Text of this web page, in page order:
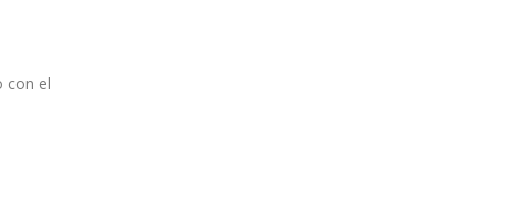
con el